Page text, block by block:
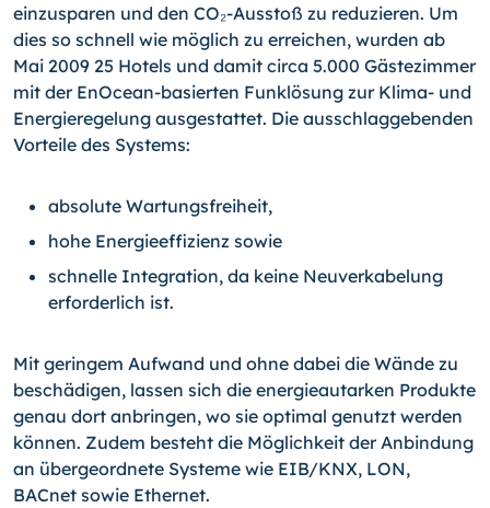
einzusparen und den CO₂-Ausstoß zu reduzieren. Um
dies so schnell wie möglich zu erreichen, wurden ab
Mai 2009 25 Hotels und damit circa 5.000 Gästezimmer
mit der EnOcean-basierten Funklösung zur Klima- und
Energieregelung ausgestattet. Die ausschlaggebenden
Vorteile des Systems:
absolute Wartungsfreiheit,
hohe Energieeffizienz sowie
schnelle Integration, da keine Neuverkabelung
erforderlich ist.
Mit geringem Aufwand und ohne dabei die Wände zu
beschädigen, lassen sich die energieautarken Produkte
genau dort anbringen, wo sie optimal genutzt werden
können. Zudem besteht die Möglichkeit der Anbindung
an übergeordnete Systeme wie EIB/KNX, LON,
BACnet sowie Ethernet.